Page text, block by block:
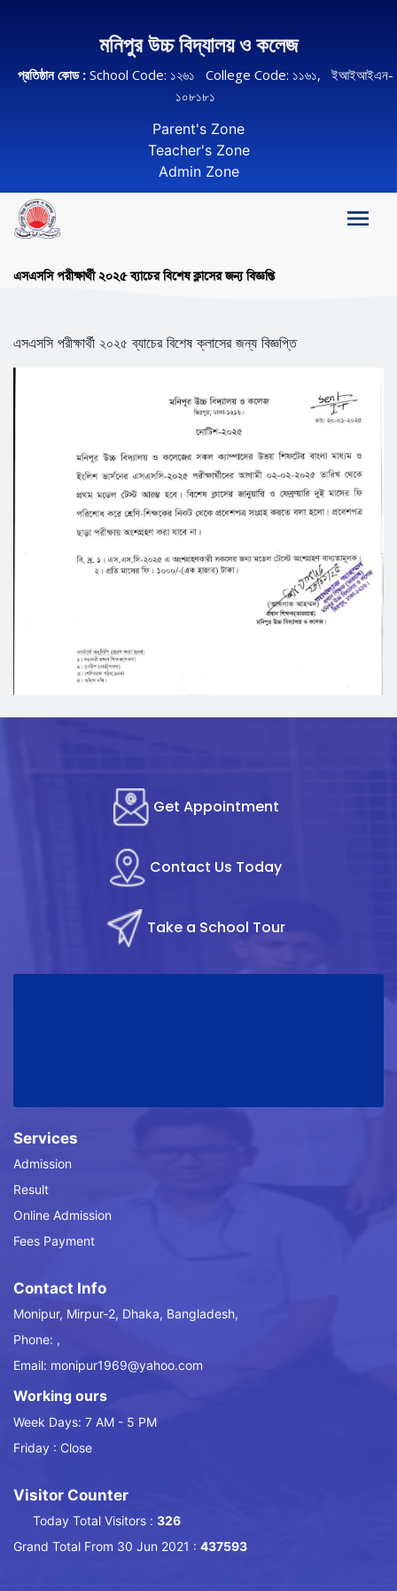
মনিপুর উচ্চ বিদ্যালয় ও কলেজ
প্রতিষ্ঠান কোড : School Code: ১২৬১ College Code: ১১৬১, ইআইআইএন-
১০৮১৮১
Parent's Zone
Teacher's Zone
Admin Zone
এসএসসি পরীক্ষার্থী ২০২৫ ব্যাচের বিশেষ ক্লাসের জন্য বিজ্ঞপ্তি
এসএসসি পরীক্ষার্থী ২০২৫ ব্যাচের বিশেষ ক্লাসের জন্য বিজ্ঞপ্তি
Get Appointment
Contact Us Today
Take a School Tour
Services
Admission
Result
Online Admission
Fees Payment
Contact Info
Monipur, Mirpur-2, Dhaka, Bangladesh,
Phone: ,
Email: monipur1969@yahoo.com
Working ours
Week Days: 7 AM - 5 PM
Friday : Close
Visitor Counter
Today Total Visitors : 326
Grand Total From 30 Jun 2021 : 437593